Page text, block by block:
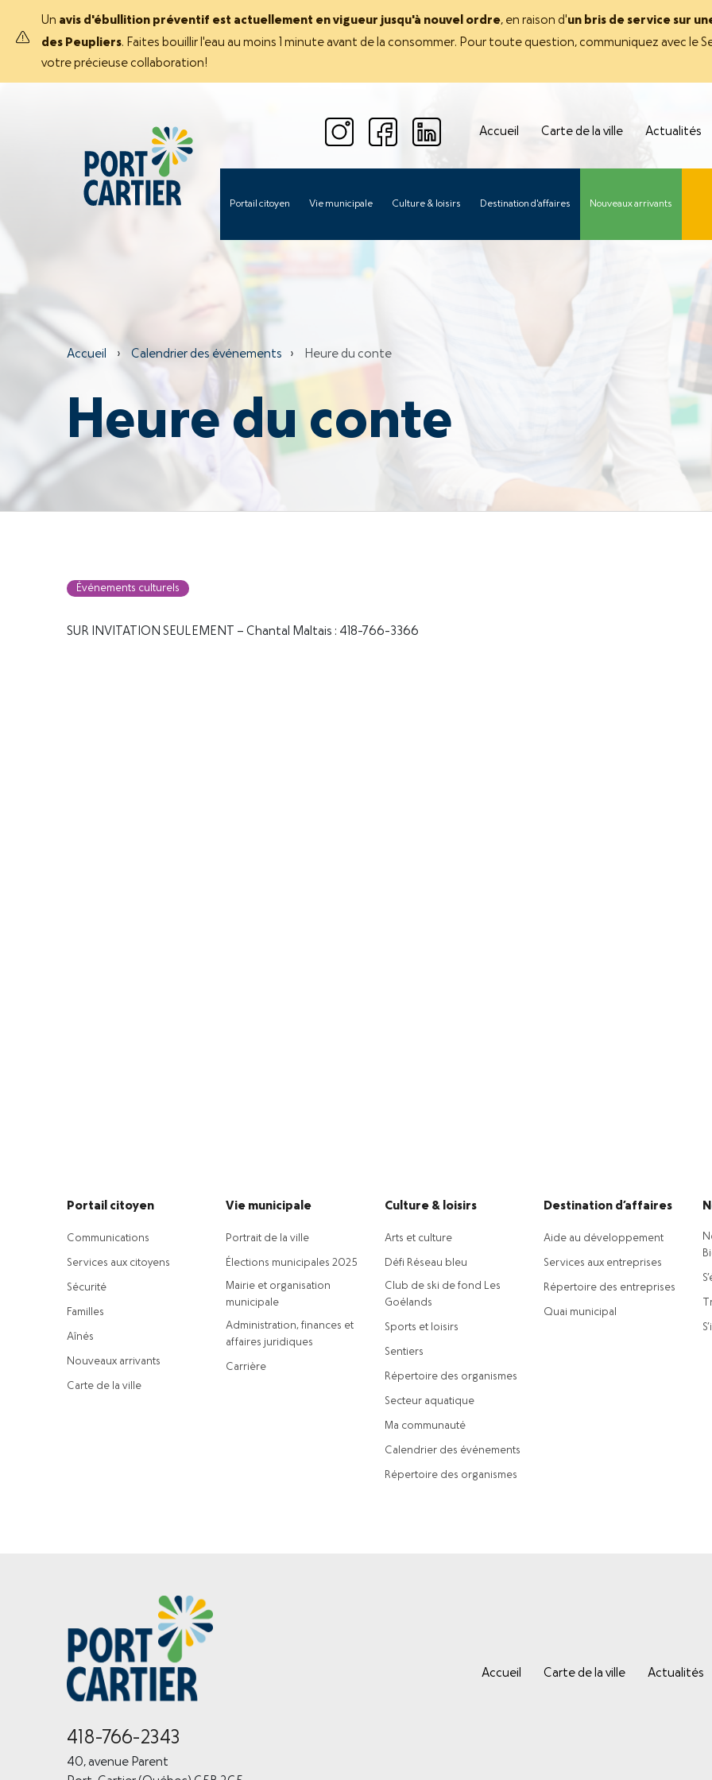
Un avis d'ébullition préventif est actuellement en vigueur jusqu'à nouvel ordre, en raison d'un bris de service sur
des Peupliers. Faites bouillir l'eau au moins 1 minute avant de la consommer. Pour toute question, communiquez avec le
votre précieuse collaboration!
Accueil Carte de la ville Actualités
Portail citoyen Vie municipale Culture & loisirs Destination d'affaires Nouveaux arrivants
Accueil › Calendrier des événements › Heure du conte
Heure du conte
Événements culturels
SUR INVITATION SEULEMENT – Chantal Maltais : 418-766-3366
Portail citoyen
Communications
Services aux citoyens
Sécurité
Familles
Aînés
Nouveaux arrivants
Carte de la ville
Vie municipale
Portrait de la ville
Élections municipales 2025
Mairie et organisation
municipale
Administration, finances et
affaires juridiques
Carrière
Culture & loisirs
Arts et culture
Défi Réseau bleu
Club de ski de fond Les
Goélands
Sports et loisirs
Sentiers
Répertoire des organismes
Secteur aquatique
Ma communauté
Calendrier des événements
Répertoire des organismes
Destination d’affaires
Aide au développement
Services aux entreprises
Répertoire des entreprises
Quai municipal
418-766-2343
40, avenue Parent
Accueil Carte de la ville Actualités